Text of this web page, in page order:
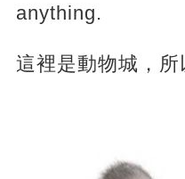
anything.
這裡是動物城，所